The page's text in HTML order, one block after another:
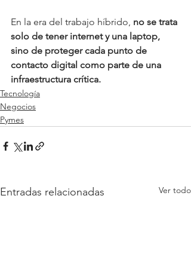
En la era del trabajo híbrido, no se trata
solo de tener internet y una laptop,
sino de proteger cada punto de
contacto digital como parte de una
infraestructura crítica.
Tecnología
Negocios
Pymes
Entradas relacionadas Ver todo